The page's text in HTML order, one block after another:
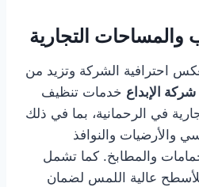
تعكس احترافية الشركة وتزيد من
شركة الإبداع خدمات تنظيف
في الرحمانية، بما في ذلك
والأرضيات والنوافذ
والمطابخ. كما تشمل
للأسطح عالية اللمس لضمان